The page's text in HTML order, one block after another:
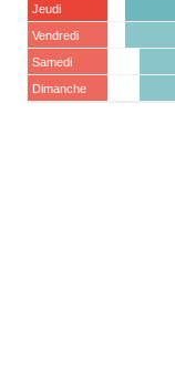
Jeudi
Vendredi
Samedi
Dimanche